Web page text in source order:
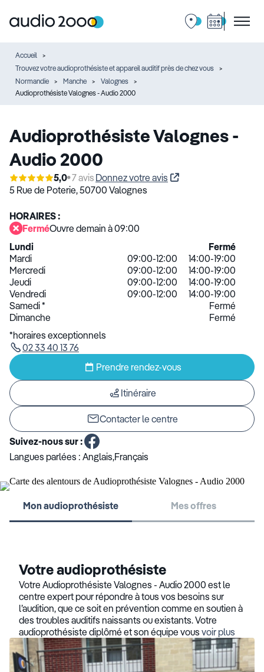
Accueil
Trouvez votre audioprothésiste et appareil auditif près de chez vous
Normandie
Manche
Valognes
Audioprothésiste Valognes - Audio 2000
Audioprothésiste Valognes -
Audio 2000
5,0 7 avis Donnez votre avis
5 Rue de Poterie,50700 Valognes
HORAIRES :
FerméOuvre demain à 09:00
Lundi
Fermé
Mardi
09:00-12:00
14:00-19:00
Mercredi
09:00-12:00
14:00-19:00
Jeudi
09:00-12:00
14:00-19:00
Vendredi
09:00-12:00
14:00-19:00
Samedi*
Fermé
Dimanche
Fermé
*horaires exceptionnels
02 33 40 13 76
Prendre rendez-vous
Itinéraire
Contacter le centre
Suivez-nous sur :
Langues parlées : Anglais,Français
Mon audioprothésiste Mes offres
Votre audioprothésiste
Votre Audioprothésiste Valognes - Audio 2000 est le
centre expert pour répondre à tous vos besoins sur
l’audition, que ce soit en prévention comme en soutien à
des troubles auditifs naissants ou existants. Votre
audioprothésiste diplômé et son équipe vous voir plus